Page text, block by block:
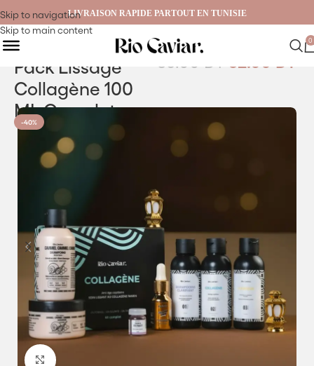
Skip to navigation
Skip to main content
LIVRAISON RAPIDE PARTOUT EN TUNISIE
0
Pack Lissage
Collagène 100
ML Complet
86.00 DT 52.00 DT
-40%
Agrandir